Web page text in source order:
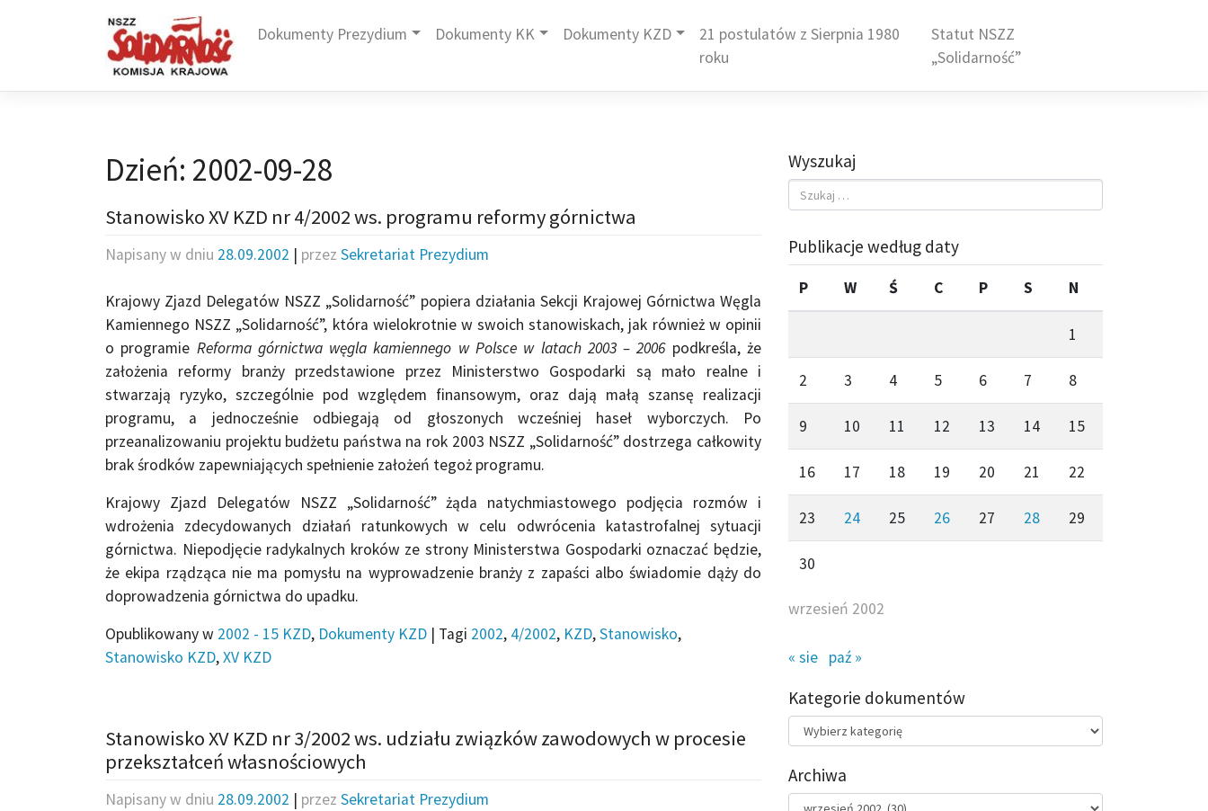
Dokumenty Prezydium Dokumenty KK Dokumenty KZD
21 postulatów z Sierpnia 1980
roku
Statut NSZZ
„Solidarność”
Dzień: 2002-09-28
Stanowisko XV KZD nr 4/2002 ws. programu reformy górnictwa
Napisany w dniu 28.09.2002 | przez Sekretariat Prezydium
Krajowy Zjazd Delegatów NSZZ „Solidarność” popiera działania Sekcji Krajowej Górnictwa Węgla
Kamiennego NSZZ „Solidarność”, która wielokrotnie w swoich stanowiskach, jak również w opinii
o programie Reforma górnictwa węgla kamiennego w Polsce w latach 2003 – 2006podkreśla, że
założenia reformy branży przedstawione przez Ministerstwo Gospodarki są mało realne i
stwarzają ryzyko, szczególnie pod względem finansowym, oraz dają małą szansę realizacji
programu, a jednocześnie odbiegają od głoszonych wcześniej haseł wyborczych. Po
przeanalizowaniu projektu budżetu państwa na rok 2003 NSZZ „Solidarność” dostrzega całkowity
brak środków zapewniających spełnienie założeń tegoż programu.
Krajowy Zjazd Delegatów NSZZ „Solidarność” żąda natychmiastowego podjęcia rozmów i
wdrożenia zdecydowanych działań ratunkowych w celu odwrócenia katastrofalnej sytuacji
górnictwa. Niepodjęcie radykalnych kroków ze strony Ministerstwa Gospodarki oznaczać będzie,
że ekipa rządząca nie ma pomysłu na wyprowadzenie branży z zapaści albo świadomie dąży do
doprowadzenia górnictwa do upadku.
Opublikowany w 2002 - 15 KZD, Dokumenty KZD | Tagi 2002, 4/2002, KZD,Stanowisko,
Stanowisko KZD,XV KZD
Stanowisko XV KZD nr 3/2002 ws. udziału związków zawodowych w procesie
przekształceń własnościowych
Napisany w dniu 28.09.2002 | przez Sekretariat Prezydium
Wyszukaj
Publikacje według daty
wrzesień 2002
P W Ś C P S N
1
2 3 4 5 6 7 8
9 10 11 12 13 14 15
16 17 18 19 20 21 22
23 24 25 26 27 28 29
30
« sie paź »
Kategorie dokumentów
Kategorie
dokumentów
Archiwa
Archiwa